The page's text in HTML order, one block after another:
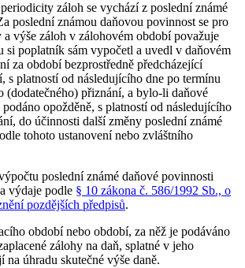
záloh se vychází z poslední známé
poslední známou daňovou povinnost se pro
výše záloh v zálohovém období považuje
si poplatník sám vypočetl a uvedl v daňovém
za období bezprostředně předcházející
s platností od následujícího dne po termínu
(dodatečného) přiznání, a bylo-li daňové
opožděně, s platností od následujícího
do účinnosti další změny poslední známé
tohoto ustanovení nebo zvláštního
poslední známé daňové povinnosti
výdaje podle § 10 zákona č. 586/1992 Sb., o
pozdějších předpisů.
období nebo období, za něž je podáváno
zálohy na daň, splatné v jeho
na úhradu skutečné výše daně.